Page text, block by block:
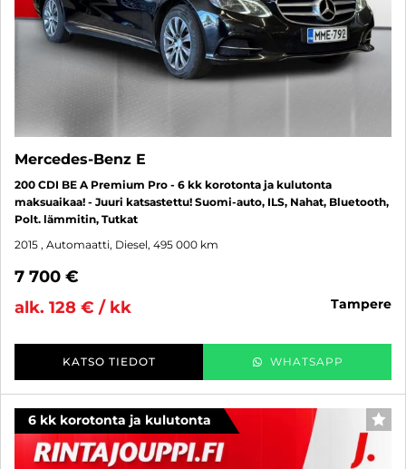
Mercedes-Benz E
200 CDI BE A Premium Pro - 6 kk korotonta ja kulutonta
maksuaikaa! - Juuri katsastettu! Suomi-auto, ILS, Nahat, Bluetooth,
Polt. lämmitin, Tutkat
2015 , Automaatti, Diesel, 495 000 km
7 700 €
alk. 128 € / kk
tampere
KATSO TIEDOT WHATSAPP
6 kk korotonta ja kulutonta